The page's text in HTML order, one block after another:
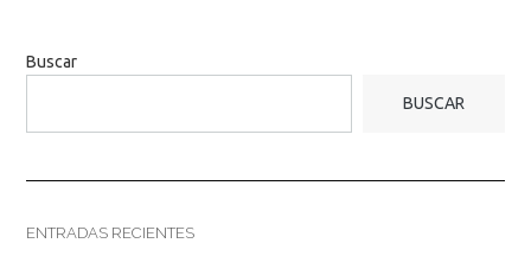
Buscar
BUSCAR
ENTRADAS RECIENTES